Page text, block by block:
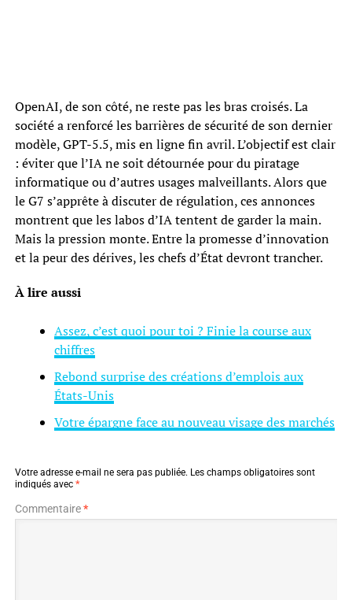
OpenAI, de son côté, ne reste pas les bras croisés. La
société a renforcé les barrières de sécurité de son dernier
modèle, GPT-5.5, mis en ligne fin avril. L’objectif est clair
: éviter que l’IA ne soit détournée pour du piratage
informatique ou d’autres usages malveillants. Alors que
le G7 s’apprête à discuter de régulation, ces annonces
montrent que les labos d’IA tentent de garder la main.
Mais la pression monte. Entre la promesse d’innovation
et la peur des dérives, les chefs d’État devront trancher.
À lire aussi
Assez, c’est quoi pour toi ? Finie la course aux
chiffres
Rebond surprise des créations d’emplois aux
États-Unis
Votre épargne face au nouveau visage des marchés
Votre adresse e-mail ne sera pas publiée. Les champs obligatoires sont
indiqués avec *
Commentaire*